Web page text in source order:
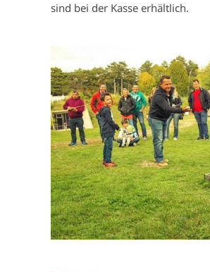
sind bei der Kasse erhältlich.